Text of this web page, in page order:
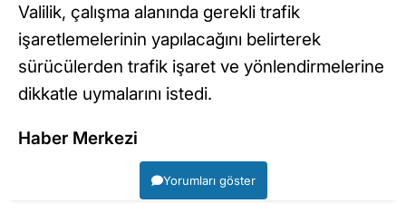
Valilik, çalışma alanında gerekli trafik
işaretlemelerinin yapılacağını belirterek
sürücülerden trafik işaret ve yönlendirmelerine
dikkatle uymalarını istedi.
Haber Merkezi
Yorumları göster